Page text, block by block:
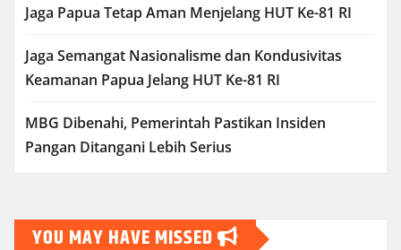
Jaga Papua Tetap Aman Menjelang HUT Ke-81 RI
Jaga Semangat Nasionalisme dan Kondusivitas
Keamanan Papua Jelang HUT Ke-81 RI
MBG Dibenahi, Pemerintah Pastikan Insiden
Pangan Ditangani Lebih Serius
YOU MAY HAVE MISSED